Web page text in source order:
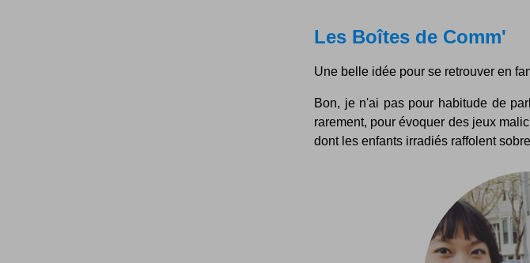
Les Boîtes de Comm'
Une belle idée pour se retrouver en
Bon, je n'ai pas pour habitude de
rarement, pour évoquer des jeux
dont les enfants irradiés raffolent